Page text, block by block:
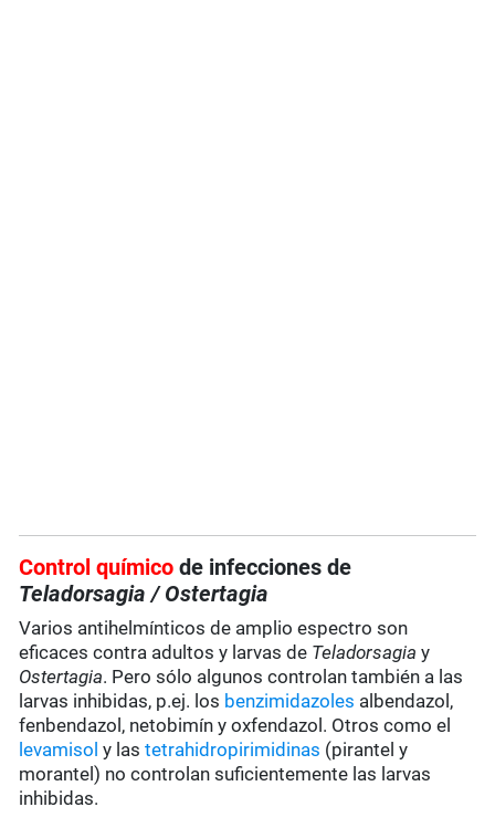
Control químicode infecciones de
Teladorsagia/ Ostertagia
Varios antihelmínticos de amplio espectro son
eficaces contra adultos y larvas de Teladorsagiay
Ostertagia. Pero sólo algunos controlan también a las
larvas inhibidas, p.ej. los benzimidazoles albendazol,
fenbendazol, netobimín y oxfendazol. Otros como el
levamisol y lastetrahidropirimidinas (pirantel y
morantel) no controlan suficientemente las larvas
inhibidas.